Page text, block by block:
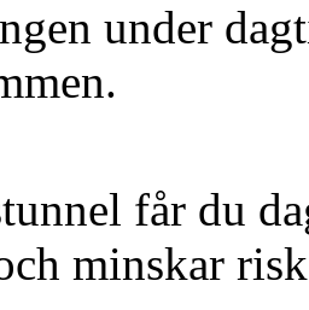
under
får du
minskar